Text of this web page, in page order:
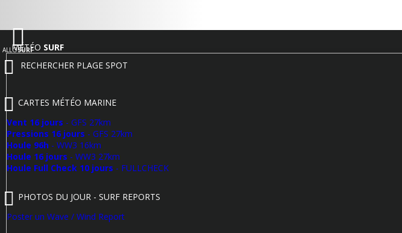
ALLOSURF
MÉTÉO SURF
RECHERCHER PLAGE SPOT
CARTES MÉTÉO MARINE
Vent 16 jours - GFS 27km
Pressions 16 jours - GFS 27km
Houle 96h - WW3 16km
Houle 16 jours - WW3 27km
Houle Full Check 10 jours - FULLCHECK
PHOTOS DU JOUR - SURF REPORTS
Poster un Wave / Wind Report